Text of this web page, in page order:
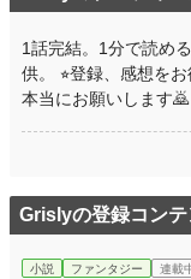
1話完結。1分で読め
供。 ⭐︎登録、感想を
本当にお願いします🙇
Grislyの登録コンテ
小説 ファンタジー 連載